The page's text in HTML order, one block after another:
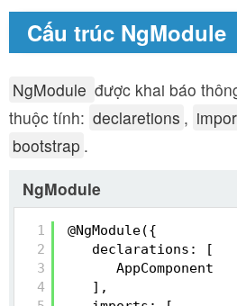
Cấu trúc NgModule
NgModule được khai báo
thuộc tính: declaretions ,
bootstrap .
NgModule
1
2
3
4
@NgModule({
declarations: [
AppComponent
],